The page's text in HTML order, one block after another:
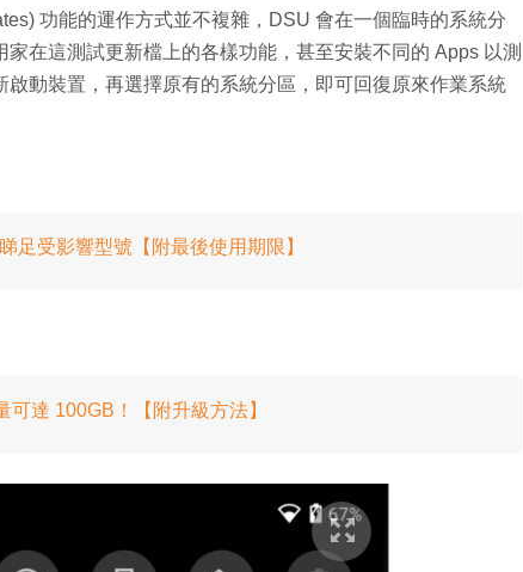
功能的運作方式並不複雜，DSU 會在一個臨時的系統分
在這測試更新檔上的各樣功能，甚至安裝不同的 Apps 以測
動裝置，再選擇原有的系統分區，即可回復原來作業系統
足受影響型號【附最後使用期限】
達 100GB！【附升級方法】